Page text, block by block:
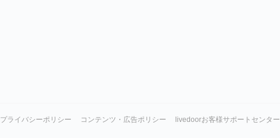
プライバシーポリシー コンテンツ・広告ポリシー livedoorお客様サポートセンター